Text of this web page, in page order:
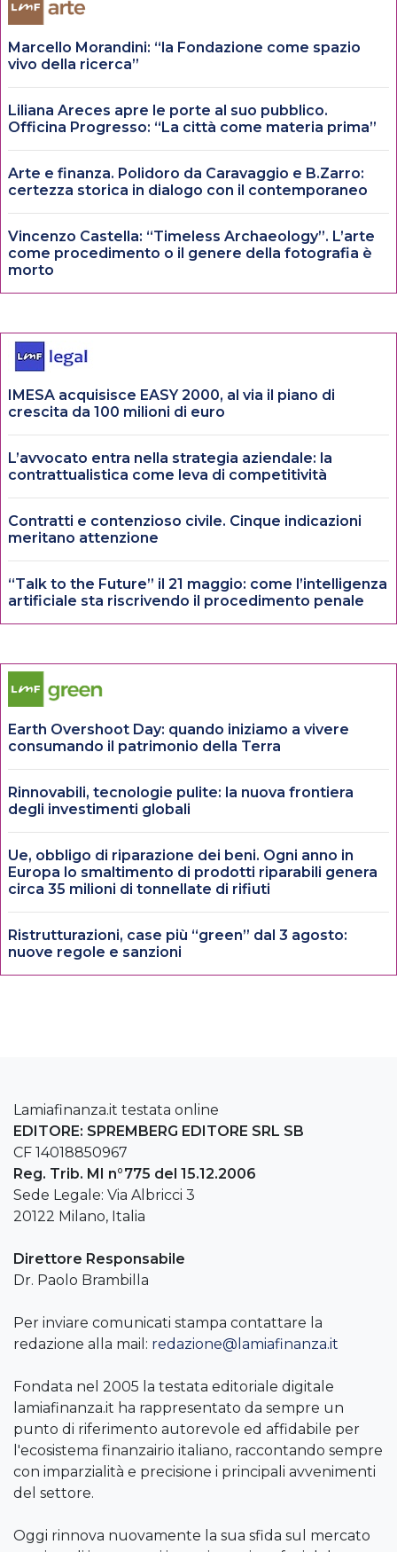
Marcello Morandini: “la Fondazione come spazio
vivo della ricerca”
Liliana Areces apre le porte al suo pubblico.
Officina Progresso: “La città come materia prima”
Arte e finanza. Polidoro da Caravaggio e B.Zarro:
certezza storica in dialogo con il contemporaneo
Vincenzo Castella: “Timeless Archaeology”. L’arte
come procedimento o il genere della fotografia è
morto
IMESA acquisisce EASY 2000, al via il piano di
crescita da 100 milioni di euro
L’avvocato entra nella strategia aziendale: la
contrattualistica come leva di competitività
Contratti e contenzioso civile. Cinque indicazioni
meritano attenzione
“Talk to the Future” il 21 maggio: come l’intelligenza
artificiale sta riscrivendo il procedimento penale
Earth Overshoot Day: quando iniziamo a vivere
consumando il patrimonio della Terra
Rinnovabili, tecnologie pulite: la nuova frontiera
degli investimenti globali
Ue, obbligo di riparazione dei beni. Ogni anno in
Europa lo smaltimento di prodotti riparabili genera
circa 35 milioni di tonnellate di rifiuti
Ristrutturazioni, case più “green” dal 3 agosto:
nuove regole e sanzioni
Lamiafinanza.it testata online
EDITORE: SPREMBERG EDITORE SRL SB
CF 14018850967
Reg. Trib. MI n°775 del 15.12.2006
Sede Legale: Via Albricci 3
20122 Milano, Italia
Direttore Responsabile
Dr. Paolo Brambilla
Per inviare comunicati stampa contattare la
redazione alla mail: redazione@lamiafinanza.it
Fondata nel 2005 la testata editoriale digitale
lamiafinanza.it ha rappresentato da sempre un
punto di riferimento autorevole ed affidabile per
l'ecosistema finanzairio italiano, raccontando sempre
con imparzialità e precisione i principali avvenimenti
del settore.
Oggi rinnova nuovamente la sua sfida sul mercato